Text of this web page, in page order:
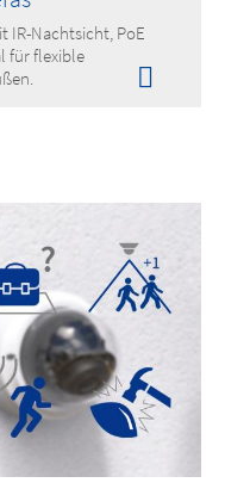
IR-Nachtsicht, PoE
für flexible